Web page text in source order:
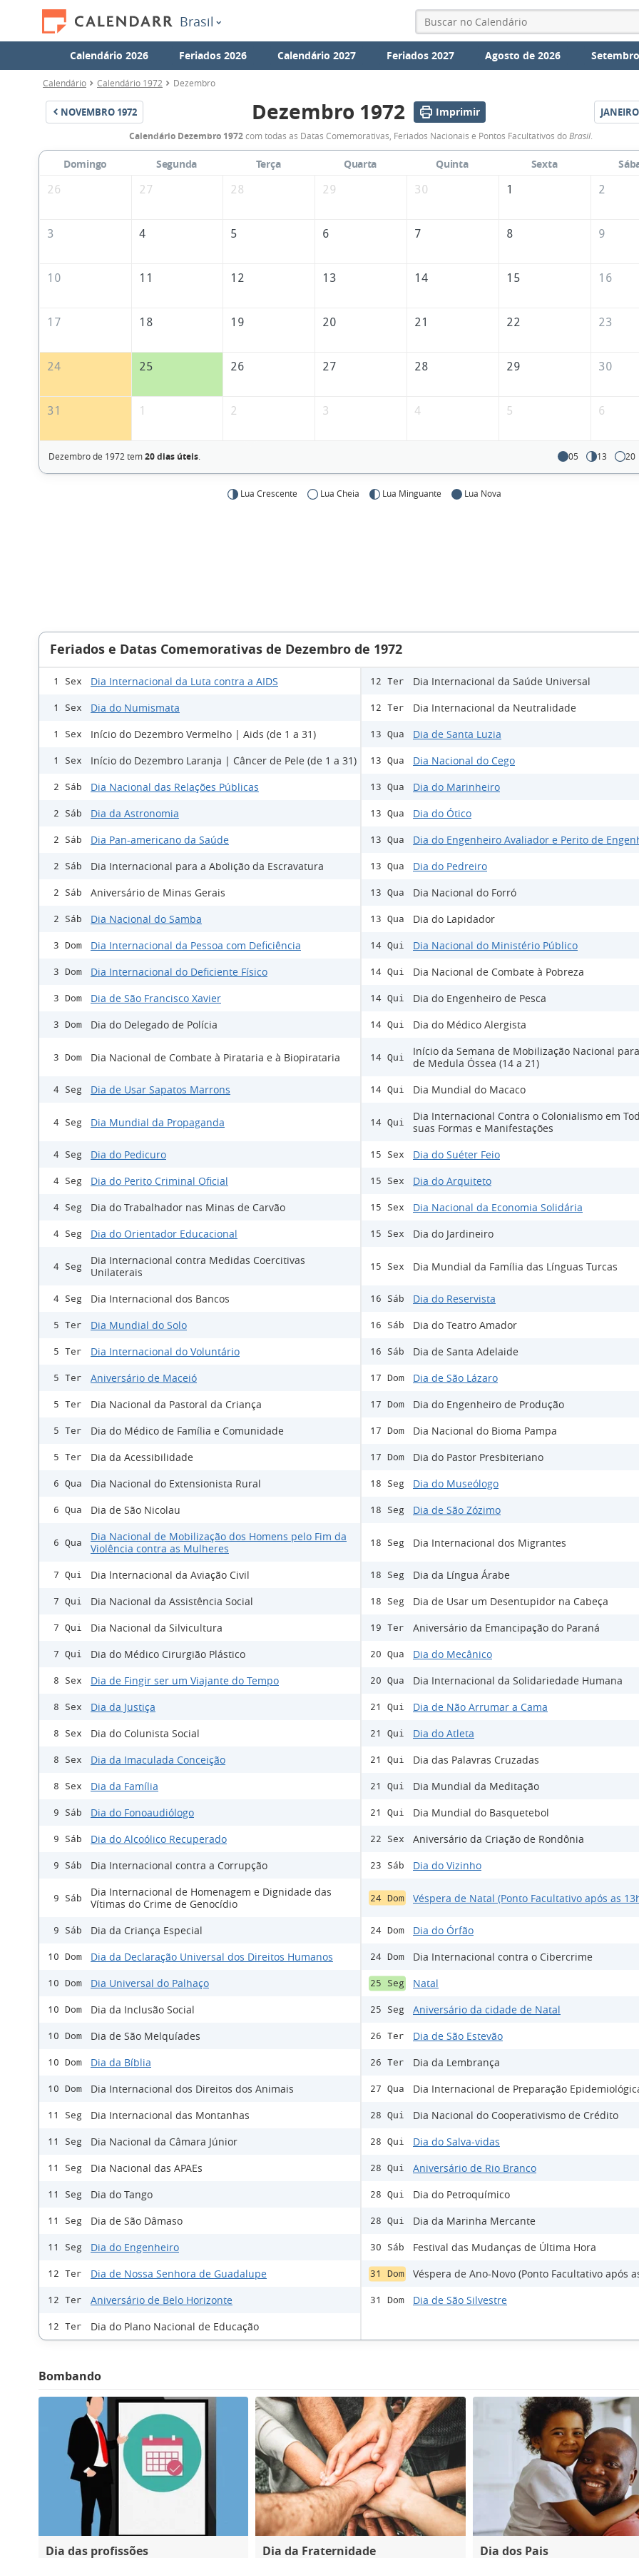
Brasil
Calendário 2026 Feriados 2026 Calendário 2027 Feriados 2027 Agosto de 2026
Calendário Calendário 1972 Dezembro
NOVEMBRO 1972
Calendário
de
Dezembro
Dezembro 1972 Imprimir JANEIRO
Calendário Dezembro 1972com todas as Datas Comemorativas, Feriados Nacionais e Pontos Facultativos doBrasil
Domingo Segunda Terça Quarta Quinta Sexta
26
27 28 29 30 1 2
3 4 5 6 7 8 9
10 11 12 13 14 15 16
17 18 19 20 21 22 23
24 25 26 27 28 29 30
31 1 2 3 4 5 6
Dezembro de 1972 tem20 dias úteis. 05 13 20
Lua Crescente Lua Cheia Lua Minguante Lua Nova
Feriados e Datas Comemorativas de Dezembro de 1972
1 Sex Dia Internacional da Luta contra a AIDS
1 Sex Dia do Numismata
1 Sex Início do Dezembro Vermelho | Aids (de 1 a 31)
1 Sex Início do Dezembro Laranja | Câncer de Pele (de 1 a 31)
2 Sáb Dia Nacional das Relações Públicas
2 Sáb Dia da Astronomia
2 Sáb Dia Pan-americano da Saúde
2 Sáb Dia Internacional para a Abolição da Escravatura
2 Sáb Aniversário de Minas Gerais
2 Sáb Dia Nacional do Samba
3 Dom Dia Internacional da Pessoa com Deficiência
3 Dom Dia Internacional do Deficiente Físico
3 Dom Dia de São Francisco Xavier
3 Dom Dia do Delegado de Polícia
3 Dom Dia Nacional de Combate à Pirataria e à Biopirataria
4 Seg Dia de Usar Sapatos Marrons
4 Seg Dia Mundial da Propaganda
4 Seg Dia do Pedicuro
4 Seg Dia do Perito Criminal Oficial
4 Seg Dia do Trabalhador nas Minas de Carvão
4 Seg Dia do Orientador Educacional
4 Seg
Dia Internacional contra Medidas Coercitivas
Unilaterais
4 Seg Dia Internacional dos Bancos
5 Ter Dia Mundial do Solo
5 Ter Dia Internacional do Voluntário
5 Ter Aniversário de Maceió
5 Ter Dia Nacional da Pastoral da Criança
5 Ter Dia do Médico de Família e Comunidade
5 Ter Dia da Acessibilidade
6 Qua Dia Nacional do Extensionista Rural
6 Qua Dia de São Nicolau
6 Qua
Dia Nacional de Mobilização dos Homens pelo Fim da
Violência contra as Mulheres
7 Qui Dia lnternacional da Aviação Civil
7 Qui Dia Nacional da Assistência Social
7 Qui Dia Nacional da Silvicultura
7 Qui Dia do Médico Cirurgião Plástico
8 Sex Dia de Fingir ser um Viajante do Tempo
8 Sex Dia da Justiça
8 Sex Dia do Colunista Social
8 Sex Dia da Imaculada Conceição
8 Sex Dia da Família
9 Sáb Dia do Fonoaudiólogo
9 Sáb Dia do Alcoólico Recuperado
9 Sáb Dia Internacional contra a Corrupção
9 Sáb
Dia Internacional de Homenagem e Dignidade das
Vítimas do Crime de Genocídio
9 Sáb Dia da Criança Especial
10 Dom Dia da Declaração Universal dos Direitos Humanos
10 Dom Dia Universal do Palhaço
10 Dom Dia da Inclusão Social
10 Dom Dia de São Melquíades
10 Dom Dia da Bíblia
10 Dom Dia Internacional dos Direitos dos Animais
11 Seg Dia Internacional das Montanhas
11 Seg Dia Nacional da Câmara Júnior
11 Seg Dia Nacional das APAEs
11 Seg Dia do Tango
11 Seg Dia de São Dâmaso
11 Seg Dia do Engenheiro
12 Ter Dia de Nossa Senhora de Guadalupe
12 Ter Aniversário de Belo Horizonte
12 Ter Dia do Plano Nacional de Educação
12 Ter Dia Internacional da Saúde Universal
12 Ter Dia Internacional da Neutralidade
13 Qua Dia de Santa Luzia
13 Qua Dia Nacional do Cego
13 Qua Dia do Marinheiro
13 Qua Dia do Ótico
13 Qua Dia do Engenheiro Avaliador e Perito de
13 Qua Dia do Pedreiro
13 Qua Dia Nacional do Forró
13 Qua Dia do Lapidador
14 Qui Dia Nacional do Ministério Público
14 Qui Dia Nacional de Combate à Pobreza
14 Qui Dia do Engenheiro de Pesca
14 Qui Dia do Médico Alergista
14 Qui
Início da Semana de Mobilização Nacional
de Medula Óssea (14 a 21)
14 Qui Dia Mundial do Macaco
14 Qui
Dia Internacional Contra o Colonialismo em
suas Formas e Manifestações
15 Sex Dia do Suéter Feio
15 Sex Dia do Arquiteto
15 Sex Dia Nacional da Economia Solidária
15 Sex Dia do Jardineiro
15 Sex Dia Mundial da Família das Línguas Turcas
16 Sáb Dia do Reservista
16 Sáb Dia do Teatro Amador
16 Sáb Dia de Santa Adelaide
17 Dom Dia de São Lázaro
17 Dom Dia do Engenheiro de Produção
17 Dom Dia Nacional do Bioma Pampa
17 Dom Dia do Pastor Presbiteriano
18 Seg Dia do Museólogo
18 Seg Dia de São Zózimo
18 Seg Dia Internacional dos Migrantes
18 Seg Dia da Língua Árabe
18 Seg Dia de Usar um Desentupidor na Cabeça
19 Ter Aniversário da Emancipação do Paraná
20 Qua Dia do Mecânico
20 Qua Dia Internacional da Solidariedade Humana
21 Qui Dia de Não Arrumar a Cama
21 Qui Dia do Atleta
21 Qui Dia das Palavras Cruzadas
21 Qui Dia Mundial da Meditação
21 Qui Dia Mundial do Basquetebol
22 Sex Aniversário da Criação de Rondônia
23 Sáb Dia do Vizinho
24 Dom Véspera de Natal (Ponto Facultativo após as
24 Dom Dia do Órfão
24 Dom Dia Internacional contra o Cibercrime
25 Seg Natal
25 Seg Aniversário da cidade de Natal
26 Ter Dia de São Estevão
26 Ter Dia da Lembrança
27 Qua Dia Internacional de Preparação
28 Qui Dia Nacional do Cooperativismo de Crédito
28 Qui Dia do Salva-vidas
28 Qui Aniversário de Rio Branco
28 Qui Dia do Petroquímico
28 Qui Dia da Marinha Mercante
30 Sáb Festival das Mudanças de Última Hora
31 Dom Véspera de Ano-Novo (Ponto Facultativo após
31 Dom Dia de São Silvestre
Bombando
Dia das profissões Dia da Fraternidade Dia dos Pais